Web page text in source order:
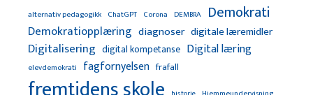
alternativ pedagogikk ChatGPT Corona DEMBRA Demokrati
Demokratiopplæring diagnoser digitale læremidler
Digitalisering digital kompetanse Digital læring
elevdemokrati fagfornyelsen frafall